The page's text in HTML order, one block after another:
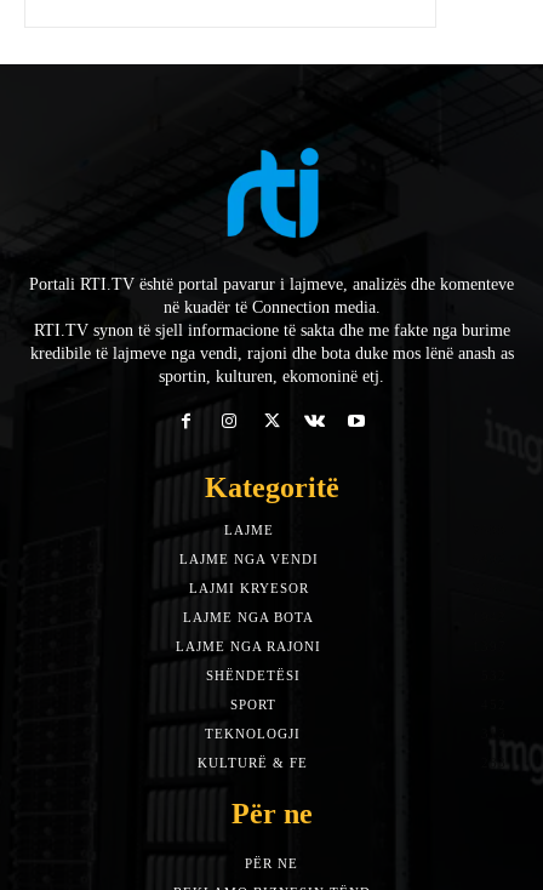
Portali RTI.TV është portal pavarur i lajmeve, analizës dhe komenteve
në kuadër të Connection media.
RTI.TV synon të sjell informacione të sakta dhe me fakte nga burime
kredibile të lajmeve nga vendi, rajoni dhe bota duke mos lënë anash as
sportin, kulturen, ekomoninë etj.
Kategoritë
LAJME
LAJME NGA VENDI
LAJMI KRYESOR
LAJME NGA BOTA
LAJME NGA RAJONI
SHËNDETËSI
SPORT
TEKNOLOGJI
KULTURË & FE
Për ne
PËR NE